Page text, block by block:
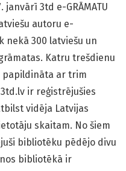
janvārī 3td e-GRĀMATU
autoru e-
nekā 300 latviešu un
Katru trešdienu
papildināta ar trim
ir reģistrējušies
vidēja Latvijas
skaitam. No šiem
bibliotēku pēdējo divu
bibliotēkā ir